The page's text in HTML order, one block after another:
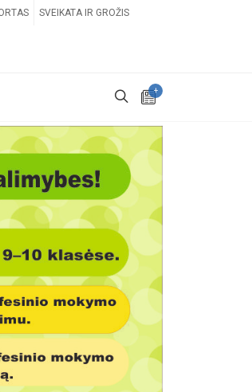
SVEIKATA IR GROŽIS
+